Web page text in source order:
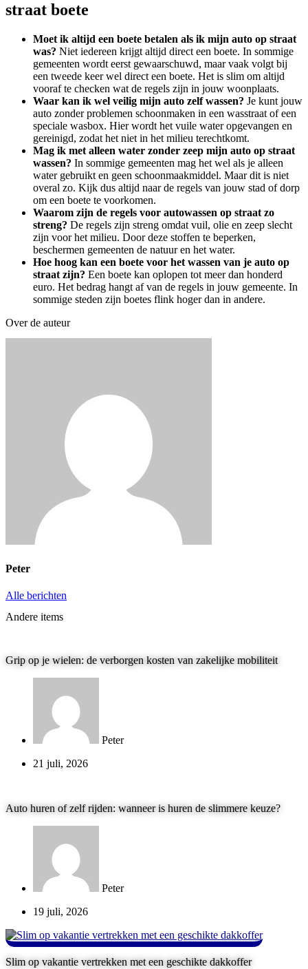
straat boete
Moet ik altijd een boete betalen als ik mijn auto op straat
was? Niet iedereen krijgt altijd direct een boete. In sommige
gemeenten wordt eerst gewaarschuwd, maar vaak volgt bij
een tweede keer wel direct een boete. Het is slim om altijd
vooraf te checken wat de regels zijn in jouw woonplaats.
Waar kan ik wel veilig mijn auto zelf wassen? Je kunt jouw
auto zonder problemen schoonmaken in een wasstraat of een
speciale wasbox. Hier wordt het vuile water opgevangen en
gereinigd, zodat het niet in het milieu terechtkomt.
Mag ik met alleen water zonder zeep mijn auto op straat
wassen? In sommige gemeenten mag het wel als je alleen
water gebruikt en geen schoonmaakmiddel. Maar dit is niet
overal zo. Kijk dus altijd naar de regels van jouw stad of dorp
om een boete te voorkomen.
Waarom zijn de regels voor autowassen op straat zo
streng? De regels zijn streng omdat vuil, olie en zeep slecht
zijn voor het milieu. Door deze stoffen te beperken,
beschermen gemeenten de natuur en het water.
Hoe hoog kan een boete voor het wassen van je auto op
straat zijn? Een boete kan oplopen tot meer dan honderd
euro. Het bedrag hangt af van de regels in jouw gemeente. In
sommige steden zijn boetes flink hoger dan in andere.
Over de auteur
Peter
Alle berichten
Andere items
Grip op je wielen: de verborgen kosten van zakelijke mobiliteit
Peter
21 juli, 2026
Auto huren of zelf rijden: wanneer is huren de slimmere keuze?
Peter
19 juli, 2026
Slim op vakantie vertrekken met een geschikte dakkoffer